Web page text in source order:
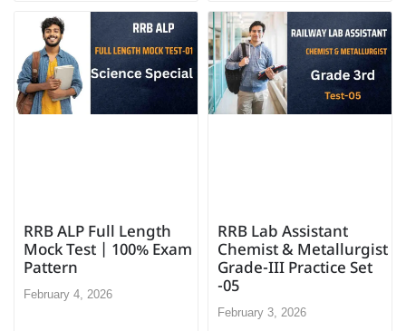
RRB ALP Full Length
Mock Test | 100% Exam
Pattern
February 4, 2026
RRB Lab Assistant
Chemist & Metallurgist
Grade-III Practice Set
-05
February 3, 2026